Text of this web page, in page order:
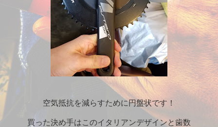
空気抵抗を減らすために円盤状です！
買った決め手はこのイタリアンデザインと歯数